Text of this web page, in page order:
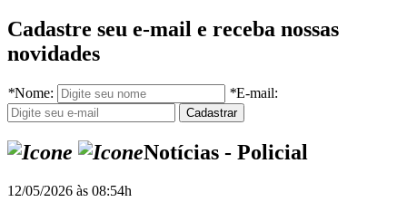
Cadastre seu e-mail e receba nossas
novidades
*Nome: *E-mail:
Notícias - Policial
12/05/2026 às 08:54h